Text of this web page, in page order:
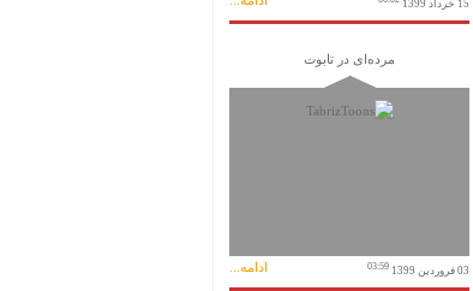
15 خرداد 1399
مرده‌ای در تابوت
03 فروردین 1399 03:59 ادامه...